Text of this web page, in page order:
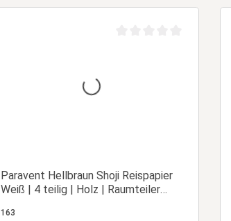
Paravent Hellbraun Shoji Reispapier
Weiß | 4 teilig | Holz | Raumteiler
163